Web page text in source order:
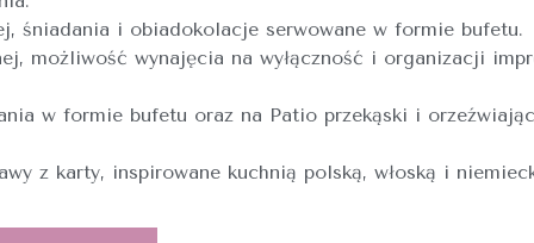
śniadania i obiadokolacje serwowane w formie bufetu.
możliwość wynajęcia na wyłączność i organizacji
w formie bufetu oraz na Patio przekąski i
z karty, inspirowane kuchnią polską, włoską i